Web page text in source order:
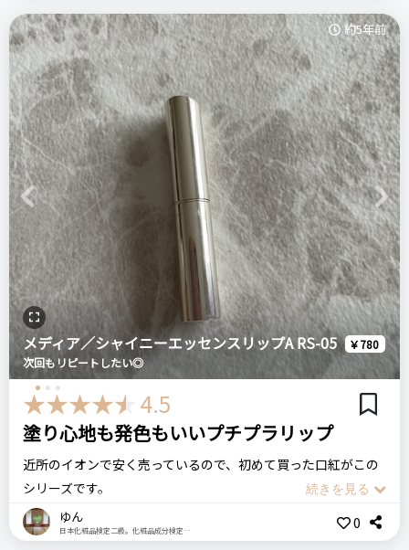
比較したもの・こちらを選んだ理由
他に比較した商品はありません。
価格
1,320円
場所
チャーリー
レブロン スーパー ラストラス
リップスティック
口紅
プチプラコスメ
＼ショップで商品を探す／
ステマっぽい 0
コメント（0 件）
ログイン
良いところ
発色が良い
テラコッタだけど可愛い色
悪いところ（残念）
鏡観ながらじゃないと塗りにくあ
注意点
普段テラコッタ色使わない方は店頭で試してみた方がいいと思
います。
おすすめする人・おすすめしない人
テラコッタ色がお好きな方、プレゼントを探されてる方におす
すめ
比較したもの・こちらを選んだ理由
貰い物です。
価格 場所
かったらグロスを足したら良いし、その日の気分によって使え
る。2本持ち歩く必要がないところも良いなって思いました。
口紅の単色の方は、結構発色が良くて綺麗な色です。明るすぎ
ず暗すぎずでパッと顔色を明るく見せてくれます。
単色だけでも十分使えますが、グロスをつけることでまた違う
雰囲気にしてくれます。
結構ラメが入っているのですがこのラメ感が絶妙に綺麗です。
ただ、このグロスはマスク社会には不向きですね。
マスクに口紅の色とグロスがついてしまって気になりました。
綺麗だけどリピートはしないかなって感じです。
LUNASOL ルナソル
ドレスフォーリップス
リピート回数・頻度
はじめて 多分リピートしない
良いところ
口紅とグロス両方楽しめる
Previous Next
約5年前
メディア／シャイニーエッセンスリップA RS-05
￥780
次回もリピートしたい◎
4.5
塗り心地も発色もいいプチプラリップ
近所のイオンで安く売っているので、初めて買った口紅がこの
シリーズです。
プチプラなのに、程良いツヤ感が出てスルスル塗れて塗り心地
ゆん
日本化粧品検定二級。化粧品成分検定三級。 0